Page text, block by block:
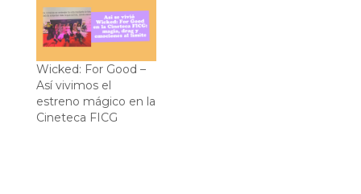
Wicked: For Good –
Así vivimos el
estreno mágico en la
Cineteca FICG